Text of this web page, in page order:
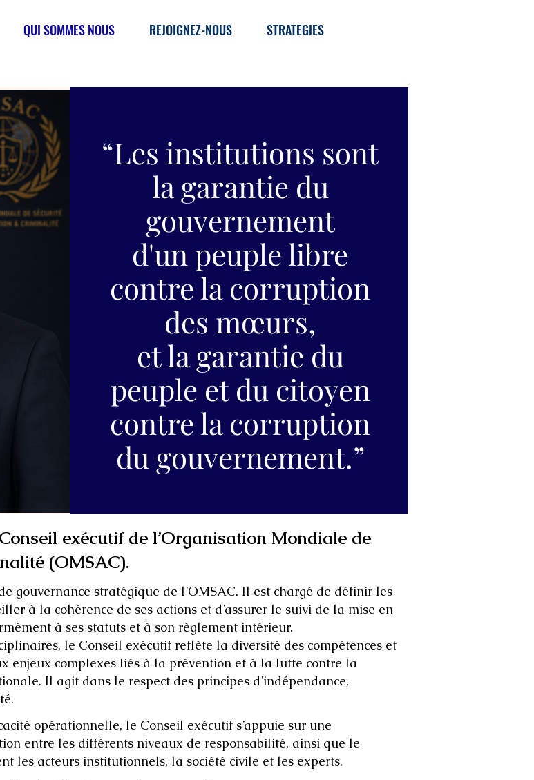
QUI SOMMES NOUS REJOIGNEZ-NOUS STRATEGIES
“Les institutions sont
la garantie du
gouvernement
d'un peuple libre
contre la corruption
des mœurs,
et la garantie du
peuple et du citoyen
contre la corruption
du gouvernement.”
exécutif de l’Organisation Mondiale de
(OMSAC).
gouvernance stratégique de l’OMSAC. Il est chargé de définir les
à la cohérence de ses actions et d’assurer le suivi de la mise en
à ses statuts et à son règlement intérieur.
le Conseil exécutif reflète la diversité des compétences et
enjeux complexes liés à la prévention et à la lutte contre la
Il agit dans le respect des principes d’indépendance,
opérationnelle, le Conseil exécutif s’appuie sur une
entre les différents niveaux de responsabilité, ainsi que le
les acteurs institutionnels, la société civile et les experts.